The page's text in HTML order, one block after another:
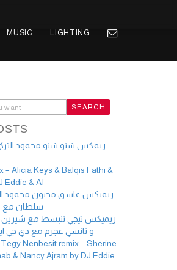
MUSIC LIGHTING
ريمكس شنو شنو محمود
– Alicia Keys & Balqis Fathi &
Eddie & AI
ريميكس عاشق مجنون محمود
سلطان مع
ريميكس تيجي ننبسط مع شيرين
و نانسي عجرم مع دي جي
& Nancy Ajram by DJ Eddie